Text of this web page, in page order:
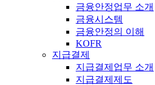
금융안정업무 소개
금융시스템
금융안정의 이해
KOFR
지급결제
지급결제업무 소개
지급결제제도